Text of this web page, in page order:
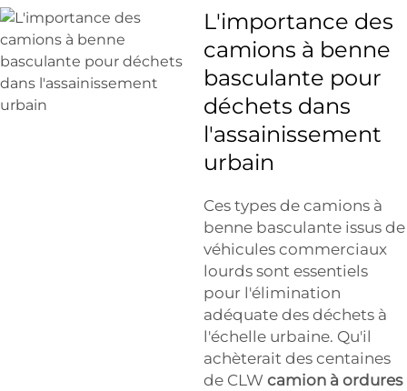
L'importance des
camions à benne
basculante pour
déchets dans
l'assainissement
urbain
Ces types de camions à
benne basculante issus de
véhicules commerciaux
lourds sont essentiels
pour l'élimination
adéquate des déchets à
l'échelle urbaine. Qu'il
achèterait des centaines
de CLW camion à ordures